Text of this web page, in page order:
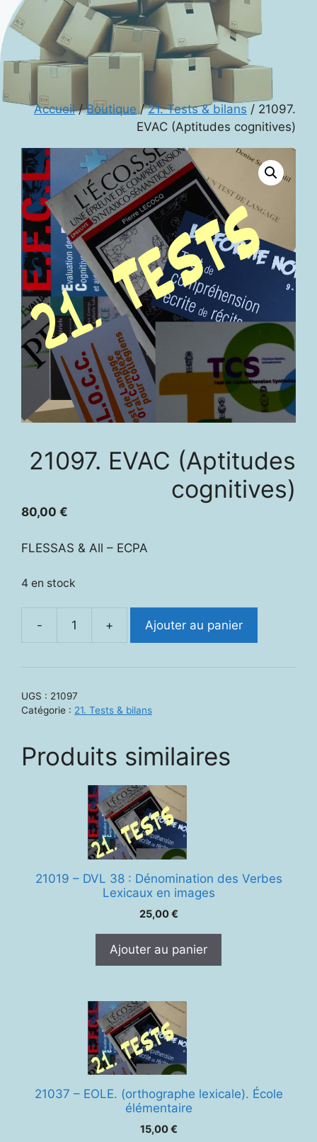
Accueil/Boutique /21. Tests & bilans / 21097.
EVAC (Aptitudes cognitives)
21097. EVAC (Aptitudes
cognitives)
80,00 €
FLESSAS & All – ECPA
4 en stock
-
quantité
(Aptitudes
+ Ajouter au panier
UGS : 21097
Catégorie : 21. Tests & bilans
Produits similaires
21019 – DVL 38 : Dénomination des Verbes
Lexicaux en images
25,00€
Ajouter au panier
21037 – EOLE. (orthographe lexicale). École
élémentaire
15,00€